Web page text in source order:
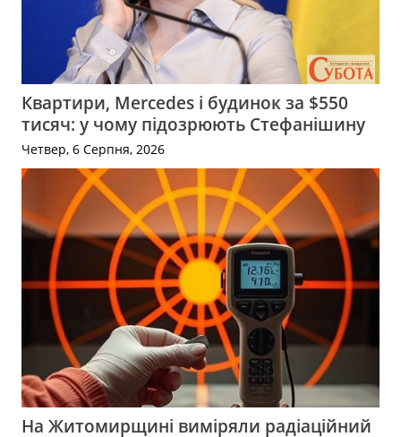
Квартири, Mercedes і будинок за $550
тисяч: у чому підозрюють Стефанішину
Четвер, 6 Серпня, 2026
На Житомирщині виміряли радіаційний